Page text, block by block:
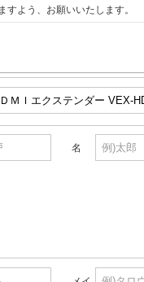
すよう、お願いいたします。
名